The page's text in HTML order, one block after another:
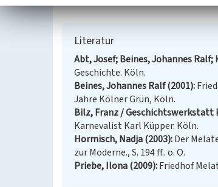
Literatur
Abt, Josef; Beines, Johannes
Geschichte. Köln.
Beines, Johannes Ralf (2001)
Jahre Kölner Grün, Köln.
Bilz, Franz / Geschichtswerkstatt
Karnevalist Karl Küpper. Köln.
Hormisch, Nadja (2003) Der
zur Moderne., S. 194 ff.. o. O.
Priebe, Ilona (2009) Friedhof